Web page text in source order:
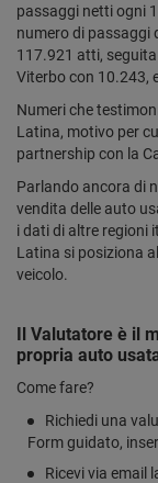
passaggi netti ogni
numero di passaggi
117.921 atti,
Viterbo con 10.243,
Numeri che
Latina, motivo per
partnership con la
Parlando ancora di
vendita delle auto
i dati di altre regioni
Latina si posiziona
veicolo.
Il Valutatore è il
propria auto
Come fare?
Richiedi una
Form guidato,
Ricevi via email